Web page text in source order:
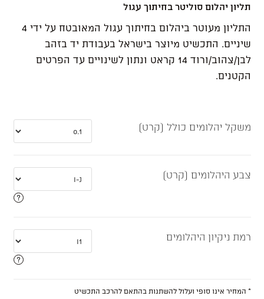
תליון יהלום סוליטר בחיתוך עגול
התליון מעוטר ביהלום בחיתוך עגול המאובטח על ידי 4
שיניים. התכשיט מיוצר בישראל בעבודת יד בזהב
לבן/צהוב/ורוד 14 קראט ונתון לשינויים עד הפרטים
הקטנים.
משקל יהלומים כולל (קרט)
צבע היהלומים (קרט)
רמת ניקיון היהלומים
* המחיר אינו סופי ועלול להשתנות בהתאם להרכב התכשיט